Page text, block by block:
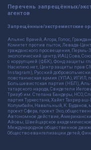
Перечень запрещённых/
агентов
Запрещённые/экстремистские
Альянс Врачей, Агора, Голос,
Комитет против пыток, Левада-
гражданского просвещения, Пермь-
экологический центр, ИАЦ Сова,
с коррупцией (ФБК), Фонд защиты
Насилию.нет, Центр защиты прав
Instagram), Русский
повстанческая армия (УПА), ИГИЛ,
Большевистская партия (НБП),
татарского народа, Свидетели
Тризуб им. Степана Бандеры, НСО,
партия Туркестана, Хайят Тахрир
Колумбайн, Навальный, К. Буданов,
проект Сфера, проект Эхо,
Автономное действие,
Айовы, Швейцарское
Международное общественное
Общество евангелизации детей,